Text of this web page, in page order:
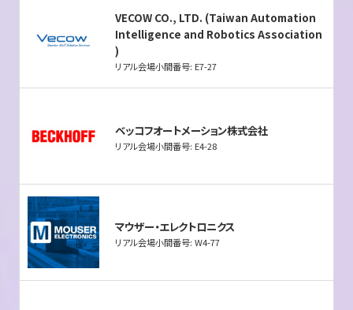
VECOW CO., LTD. (Taiwan Automation
Intelligence and Robotics Association
)
リアル会場小間番号: E7-27
ベッコフオートメーション株式会社
リアル会場小間番号: E4-28
マウザー・エレクトロニクス
リアル会場小間番号: W4-77